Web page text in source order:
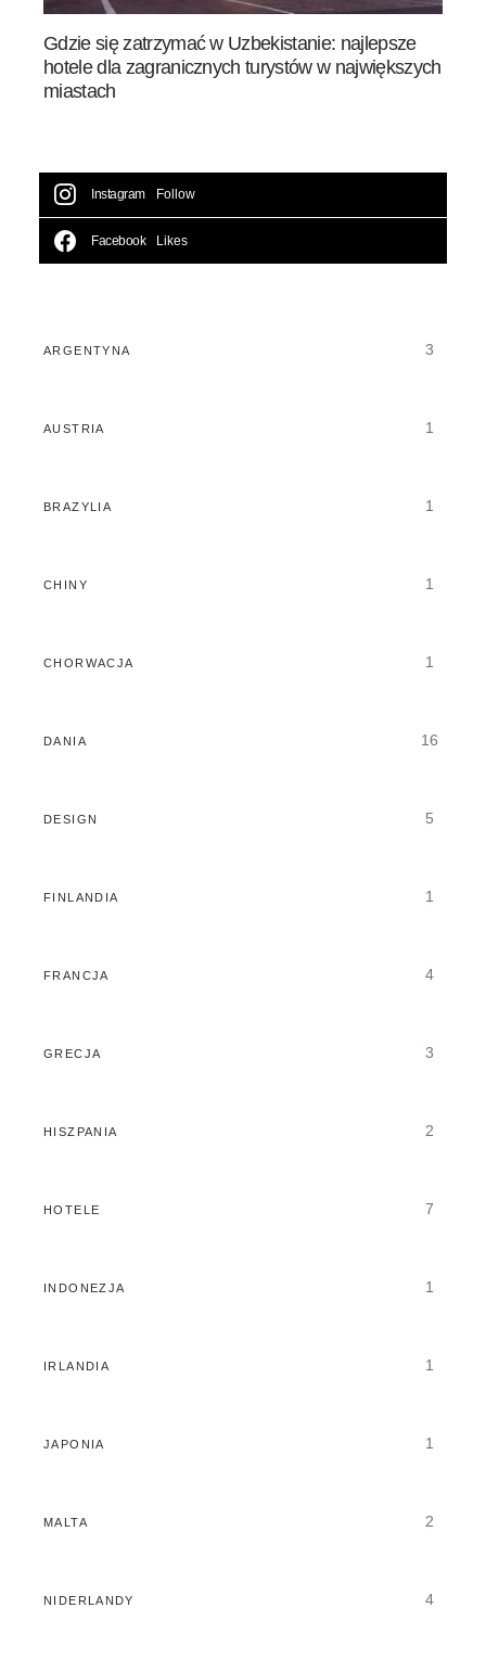
Gdzie się zatrzymać w Uzbekistanie: najlepsze
hotele dla zagranicznych turystów w największych
miastach
Instagram Follow
Facebook Likes
ARGENTYNA 3
AUSTRIA 1
BRAZYLIA 1
CHINY 1
CHORWACJA 1
DANIA 16
DESIGN 5
FINLANDIA 1
FRANCJA 4
GRECJA 3
HISZPANIA 2
HOTELE 7
INDONEZJA 1
IRLANDIA 1
JAPONIA 1
MALTA 2
NIDERLANDY 4